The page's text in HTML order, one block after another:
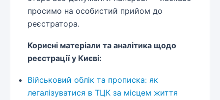
просимо на особистий прийом до
реєстратора.
Корисні матеріали та аналітика щодо
реєстрації у Києві:
Військовий облік та прописка: як
легалізуватися в ТЦК за місцем життя